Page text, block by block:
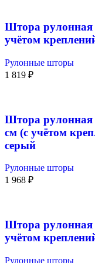
Штора рулонная
учётом
Рулонные шторы
1 819 ₽
Штора рулонная
см (с учётом
серый
Рулонные шторы
1 968 ₽
Штора рулонная
учётом
Рулонные шторы